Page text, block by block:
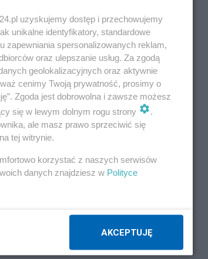
uzyskujemy dostęp i przechowujemy
unikalne identyfikatory, standardowe
zapewniania spersonalizowanych reklam,
oraz ulepszanie usług. Za zgodą
geolokalizacyjnych oraz aktywnie
cenimy Twoją prywatność, prosimy o
Zgoda jest dobrowolna i zawsze możesz
się w lewym dolnym rogu strony
.
ale masz prawo sprzeciwić się
tej witrynie.
korzystać z naszych serwisów
danych znajdziesz w Polityce
AKCEPTUJĘ